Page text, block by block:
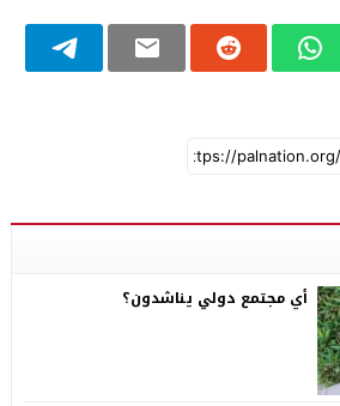
أي مجتمع دولي يناشدون؟